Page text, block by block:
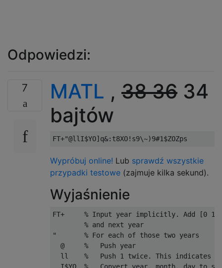
Odpowiedzi:
7 MATL , 3836 34
bajtów
Wypróbuj online! Lub sprawdź wszystkie
przypadki testowe (zajmuje kilka sekund).
Wyjaśnienie
FT+     % Input year implicitly. Add [0 1]
        % and next year
"       % For each of those two years
  @     %   Push year
ll    %   Push 1 twice. This indicates